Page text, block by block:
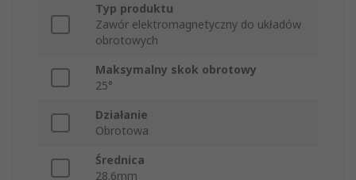
Typ produktu
Zawór elektromagnetyczny do układów
obrotowych
Maksymalny skok obrotowy
25°
Działanie
Obrotowa
Średnica
28.6mm